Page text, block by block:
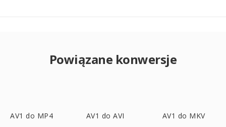
Powiązane konwersje
AV1 do MP4 AV1 do AVI AV1 do MKV